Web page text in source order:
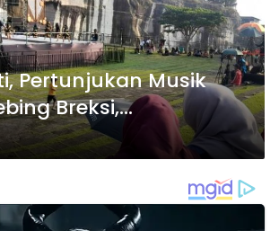
Pertunjukan Musik
Breksi,
Seperti Zaman